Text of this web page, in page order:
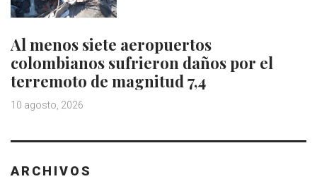
Al menos siete aeropuertos
colombianos sufrieron daños por el
terremoto de magnitud 7,4
10 agosto, 2026
ARCHIVOS